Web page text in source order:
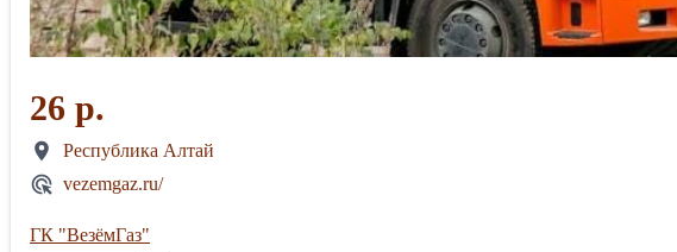
26 р.
Республика Алтай
vezemgaz.ru/
ГК "ВезёмГаз"